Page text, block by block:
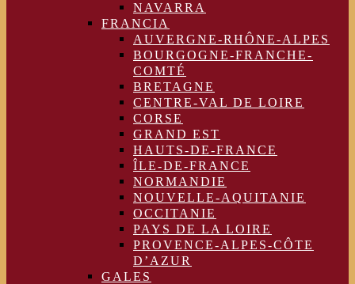
NAVARRA
FRANCIA
AUVERGNE-RHÔNE-ALPES
BOURGOGNE-FRANCHE-
COMTÉ
BRETAGNE
CENTRE-VAL DE LOIRE
CORSE
GRAND EST
HAUTS-DE-FRANCE
ÎLE-DE-FRANCE
NORMANDIE
NOUVELLE-AQUITANIE
OCCITANIE
PAYS DE LA LOIRE
PROVENCE-ALPES-CÔTE
D’AZUR
GALES